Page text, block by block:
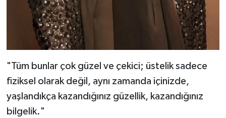
"Tüm bunlar çok güzel ve çekici; üstelik sadece
fiziksel olarak değil, aynı zamanda içinizde,
yaşlandıkça kazandığınız güzellik, kazandığınız
bilgelik."